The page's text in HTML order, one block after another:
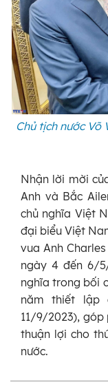
Chủ tịch nước Võ
Nhận lời mời
Anh và Bắc
chủ nghĩa Việt
đại biểu Việt
vua Anh
ngày 4 đến 6/
nghĩa trong bối
năm thiết lập
11/9/2023), góp
thuận lợi cho
nước.